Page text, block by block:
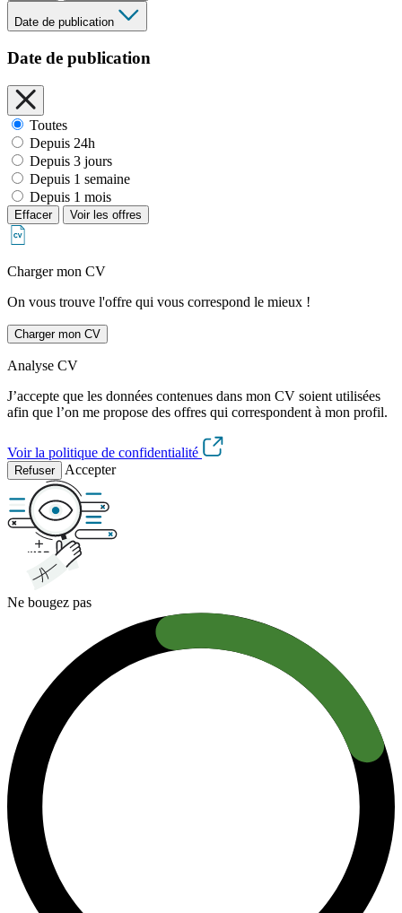
Date de publication
Date de publication
Toutes
Depuis 24h
Depuis 3 jours
Depuis 1 semaine
Depuis 1 mois
Effacer Voir les offres
Charger mon CV
On vous trouve l'offre qui vous correspond le mieux !
Charger mon CV
Analyse CV
J’accepte que les données contenues dans mon CV soient utilisées
afin que l’on me propose des offres qui correspondent à mon profil.
Voir la politique de confidentialité
Refuser Accepter
Ne bougez pas